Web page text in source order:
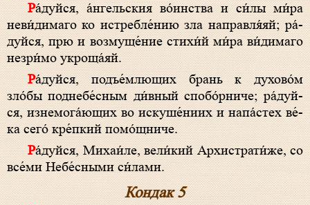
Ра́­дуй­ся, а́нгельския во́­ин­ства и си́­лы ми́­ра
неви́димаго ко истребле́нию зла направля́яй; ра́­
дуй­ся, прю и возмуще́ние стихи́й ми́­ра ви́димаго
незри́мо укро­ща́­яй.
Ра́­дуй­ся, подъе́млющих брань к духово́м
зло́бы поднебе́сным ди́вный спобо́рниче; ра́­дуй­
ся, изнемога́ющих во искуше́ниих и на­па́с­тех ве́­
ка се­го́ кре́пкий по­мо́щ­ни­че.
Ра́­дуй­ся, Михаи́ле, ве­ли́­кий Архистрати́же, со
все́­ми Небе́сными си́лами.
Кондак 5